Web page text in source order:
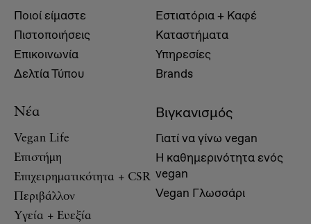
Ποιοί είμαστε
Πιστοποιήσεις
Επικοινωνία
Δελτία Τύπου
Εστιατόρια + Καφέ
Καταστήματα
Υπηρεσίες
Brands
Νέα
Vegan Life
Επιστήμη
Επιχειρηματικότητα + CSR
Περιβάλλον
Υγεία + Ευεξία
Βιγκανισμός
Γιατί να γίνω vegan
Η καθημερινότητα ενός
vegan
Vegan Γλωσσάρι